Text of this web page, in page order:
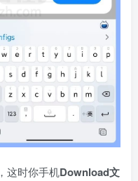
，这时你手机Download文